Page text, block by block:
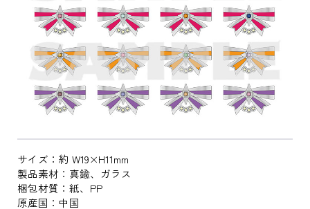
サイズ：約 W19×H11mm
製品素材：真鍮、ガラス
梱包材質：紙、PP
原産国：中国